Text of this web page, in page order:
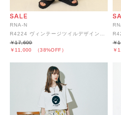
RNA-N
￥11,000 （38%OFF）
￥17,600
￥
￥